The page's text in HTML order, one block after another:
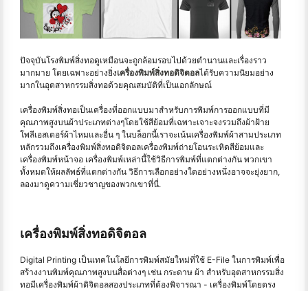
ปัจจุบันโรงพิมพ์สิ่งทอดูเหมือนจะถูกล้อมรอบไปด้วยตำนานและเรื่องราว
มากมาย โดยเฉพาะอย่างยิ่งเครื่องพิมพ์สิ่งทอดิจิตอลได้รับความนิยมอย่าง
มากในอุตสาหกรรมสิ่งทอด้วยคุณสมบัติที่เป็นเอกลักษณ์
เครื่องพิมพ์สิ่งทอเป็นเครื่องที่ออกแบบมาสำหรับการพิมพ์การออกแบบที่มี
คุณภาพสูงบนผ้าประเภทต่างๆโดยใช้สีย้อมที่เฉพาะเจาะจงรวมถึงผ้าฝ้าย
โพลีเอสเตอร์ผ้าไหมและอื่น ๆ ในบล็อกนี้เราจะเน้นเครื่องพิมพ์ผ้าสามประเภท
หลักรวมถึงเครื่องพิมพ์สิ่งทอดิจิตอลเครื่องพิมพ์ถ่ายโอนระเหิดสีย้อมและ
เครื่องพิมพ์หน้าจอ เครื่องพิมพ์เหล่านี้ใช้วิธีการพิมพ์ที่แตกต่างกัน พวกเขา
ทั้งหมดให้ผลลัพธ์ที่แตกต่างกัน วิธีการเลือกอย่างใดอย่างหนึ่งอาจจะยุ่งยาก,
ลองมาดูความเชี่ยวชาญของพวกเขาที่นี่.
เครื่องพิมพ์สิ่งทอดิจิตอล
Digital Printing เป็นเทคโนโลยีการพิมพ์สมัยใหม่ที่ใช้ E-File ในการพิมพ์เพื่อ
สร้างงานพิมพ์คุณภาพสูงบนสื่อต่างๆ เช่น กระดาษ ผ้า สำหรับอุตสาหกรรมสิ่ง
ทอมีเครื่องพิมพ์ผ้าดิจิตอลสองประเภทที่ต้องพิจารณา - เครื่องพิมพ์โดยตรง